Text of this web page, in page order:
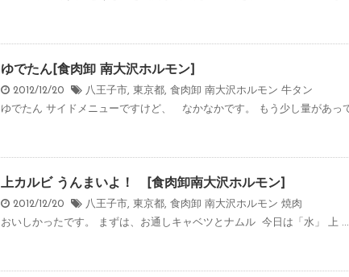
ゆでたん[食肉卸 南大沢ホルモン]
2012/12/20 八王子市 , 東京都, 食肉卸 南大沢ホルモン 牛タン
ゆでたん サイドメニューですけど、 なかなかです。 もう少し量があっ
上カルビ うんまいよ！ [食肉卸南大沢ホルモン]
2012/12/20 八王子市 , 東京都, 食肉卸 南大沢ホルモン 焼肉
おいしかったです。 まずは、お通しキャベツとナムル 今日は「水」 上 ...